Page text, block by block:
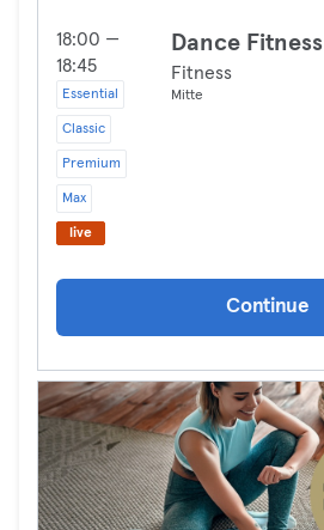
18:00 —
18:45
Essential
Classic
Premium
Max
live
Dance Fitness
Fitness
Mitte
Continue